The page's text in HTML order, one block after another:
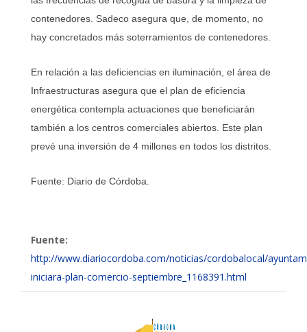
contenedores. Sadeco asegura que, de momento, no
hay concretados más soterramientos de contenedores.
En relación a las deficiencias en iluminación, el área de
Infraestructuras asegura que el plan de eficiencia
energética contempla actuaciones que beneficiarán
también a los centros comerciales abiertos. Este plan
prevé una inversión de 4 millones en todos los distritos.
Fuente: Diario de Córdoba.
Fuente:
http://www.diariocordoba.com/noticias/cordobalocal/
iniciara-plan-comercio-septiembre_1168391.html